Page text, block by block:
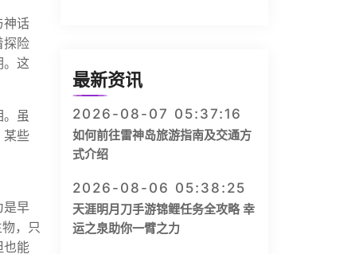
神话
探险
。这
虽
某些
是早
，只
也能
最新资讯
2026-08-07 05:37:16
如何前往雷神岛旅游指南及交通方
式介绍
2026-08-06 05:38:25
天涯明月刀手游锦鲤任务全攻略 幸
运之泉助你一臂之力